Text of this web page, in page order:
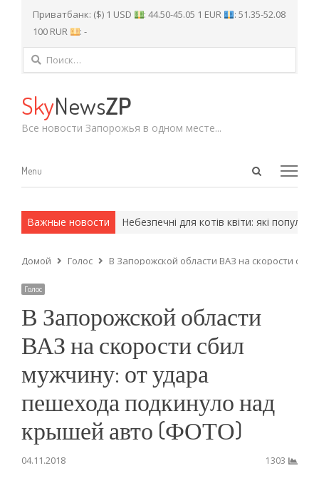
Приватбанк: ($) 1 USD : 44.50-45.05 1 EUR
: 51.35-52.08
100 RUR
: -
Найти:
SkyNewsZP
Все новости Запорожья в одном месте...
Open
Menu
Menu
Важные новости
армейские методы. Небезпечні для котів квіти: які
Домой Голос В Запорожской области ВАЗ на скорости
Голос
В Запорожской области
ВАЗ на скорости сбил
мужчину: от удара
пешехода подкинуло над
крышей авто (ФОТО)
04.11.2018 1303